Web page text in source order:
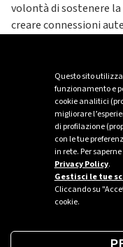
Questo sito
funzionamento e
cookie analitici
migliorare
di profilazione
con le tue
in rete. Per
Privacy Policy.
Gestisci le tue
Cliccando su
cookie.
volontà di sostenere la
creare connessioni
Vuoi scoprire